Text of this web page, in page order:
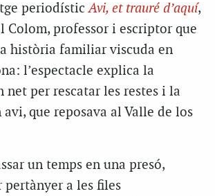
periodísticAvi, et trauré d’aquí,
Colom, professor i escriptor que
història familiar viscuda en
l’espectacle explica la
net per rescatar les restes i la
avi, que reposava al Valle de los
un temps en una presó,
pertànyer a les files